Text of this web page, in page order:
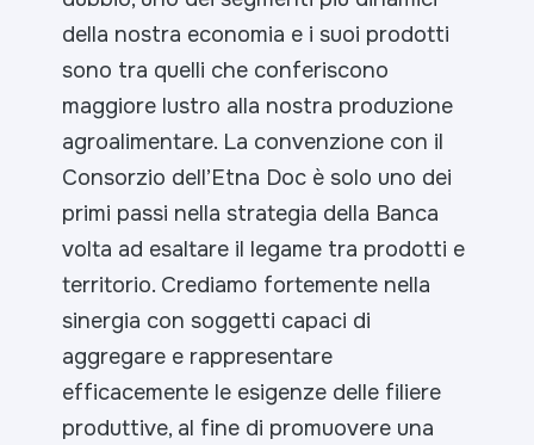
della nostra economia e i suoi prodotti
sono tra quelli che conferiscono
maggiore lustro alla nostra produzione
agroalimentare. La convenzione con il
Consorzio dell’Etna Doc è solo uno dei
primi passi nella strategia della Banca
volta ad esaltare il legame tra prodotti e
territorio. Crediamo fortemente nella
sinergia con soggetti capaci di
aggregare e rappresentare
efficacemente le esigenze delle filiere
produttive, al fine di promuovere una